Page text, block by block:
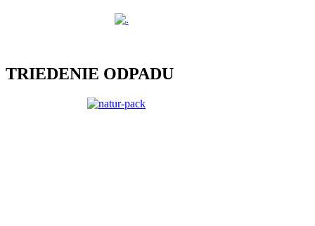
TRIEDENIE ODPADU